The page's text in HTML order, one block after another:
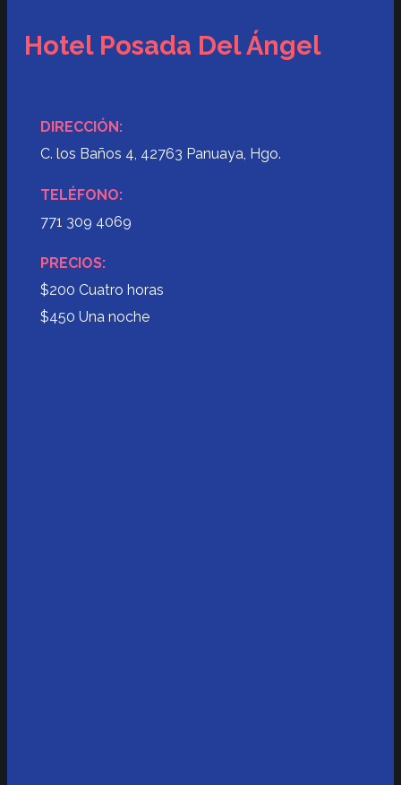
Hotel Posada Del Ángel
DIRECCIÓN:
C. los Baños 4, 42763 Panuaya, Hgo.
TELÉFONO:
771 309 4069
PRECIOS:
$200 Cuatro horas
$450 Una noche